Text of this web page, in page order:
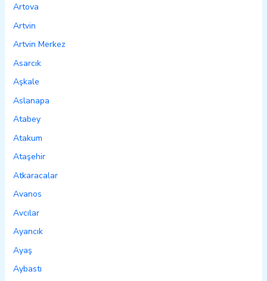
Artova
Artvin
Artvin Merkez
Asarcık
Aşkale
Aslanapa
Atabey
Atakum
Ataşehir
Atkaracalar
Avanos
Avcılar
Ayancık
Ayaş
Aybastı